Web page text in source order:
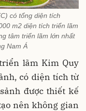
có tổng diện tích
m2 diện tích triển lãm
tâm triển lãm lớn nhất
Nam Á
lãm Kim Quy
có diện tích từ
được thiết kế
nên không gian